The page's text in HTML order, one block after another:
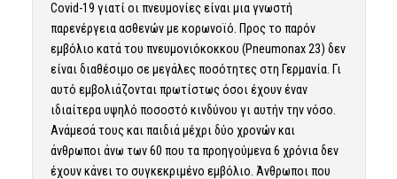
Covid-19 γιατί οι πνευμονίες είναι μια γνωστή
παρενέργεια ασθενών με κορωνοϊό. Προς το παρόν
εμβόλιο κατά του πνευμονιόκοκκου (Pneumonax 23) δεν
είναι διαθέσιμο σε μεγάλες ποσότητες στη Γερμανία. Γι
αυτό εμβολιάζονται πρωτίστως όσοι έχουν έναν
ιδιαίτερα υψηλό ποσοστό κινδύνου γι αυτήν την νόσο.
Ανάμεσά τους και παιδιά μέχρι δύο χρονών και
άνθρωποι άνω των 60 που τα προηγούμενα 6 χρόνια δεν
έχουν κάνει το συγκεκριμένο εμβόλιο. Άνθρωποι που